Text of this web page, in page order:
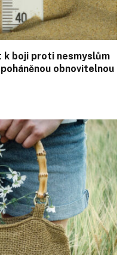
k boji proti nesmyslům
obnovitelnou